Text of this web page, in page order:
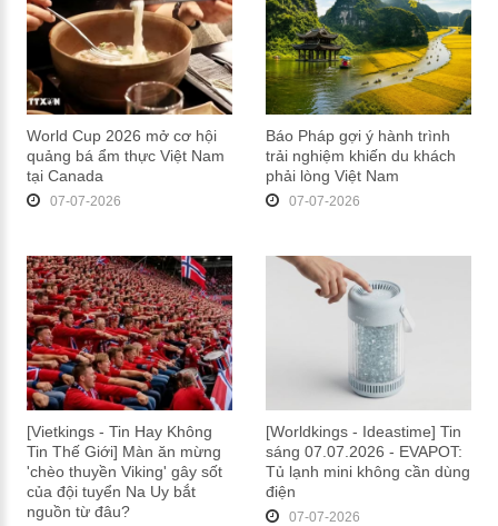
World Cup 2026 mở cơ hội
quảng bá ẩm thực Việt Nam
tại Canada
07-07-2026
Báo Pháp gợi ý hành trình
trải nghiệm khiến du khách
phải lòng Việt Nam
07-07-2026
[Vietkings - Tin Hay Không
Tin Thế Giới] Màn ăn mừng
'chèo thuyền Viking' gây sốt
của đội tuyển Na Uy bắt
nguồn từ đâu?
[Worldkings - Ideastime] Tin
sáng 07.07.2026 - EVAPOT:
Tủ lạnh mini không cần dùng
điện
07-07-2026